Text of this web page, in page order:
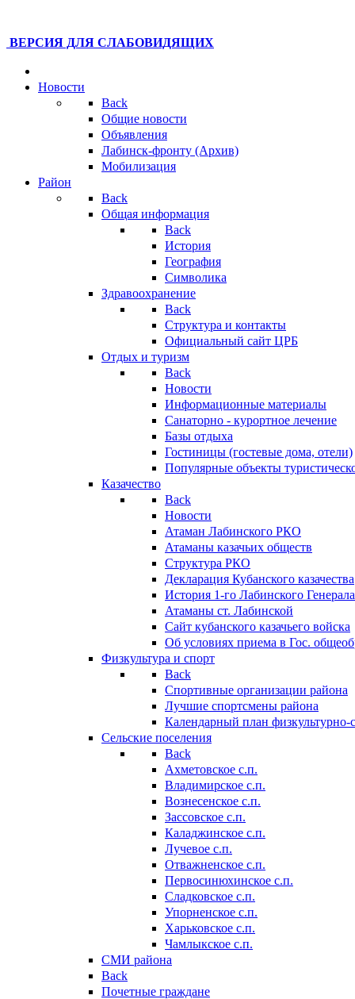
ВЕРСИЯ ДЛЯ СЛАБОВИДЯЩИХ
Новости
Back
Общие новости
Объявления
Лабинск-фронту (Архив)
Мобилизация
Район
Back
Общая информация
Back
История
География
Символика
Здравоохранение
Back
Структура и контакты
Официальный сайт ЦРБ
Отдых и туризм
Back
Новости
Информационные материалы
Санаторно - курортное лечение
Базы отдыха
Гостиницы (гостевые дома, отели)
Популярные объекты
Казачество
Back
Новости
Атаман Лабинского РКО
Атаманы казачьих обществ
Структура РКО
Декларация Кубанского казачества
История 1-го Лабинского
Атаманы ст. Лабинской
Cайт кубанского казачьего войска
Об условиях приема в Гос.
Физкультура и спорт
Back
Спортивные организации района
Лучшие спортсмены района
Календарный план
Сельские поселения
Back
Ахметовское с.п.
Владимирское с.п.
Вознесенское с.п.
Зассовское с.п.
Каладжинское с.п.
Лучевое с.п.
Отважненское с.п.
Первосинюхинское с.п.
Сладковское с.п.
Упорненское с.п.
Харьковское с.п.
Чамлыкское с.п.
СМИ района
Back
Почетные граждане